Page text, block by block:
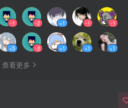
-1 -2 +1 -1 -1
+5 -2 +1 +1 +1
查看更多